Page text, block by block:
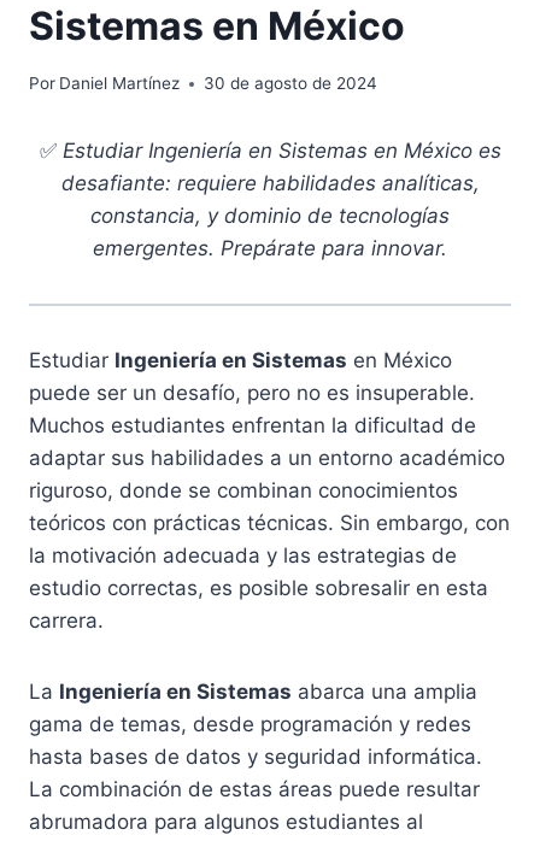
Sistemas en México
Por Daniel Martínez 30 de agosto de 2024
✅ Estudiar Ingeniería en Sistemas en México es
desafiante: requiere habilidades analíticas,
constancia, y dominio de tecnologías
emergentes. Prepárate para innovar.
Estudiar Ingeniería en Sistemas en México
puede ser un desafío, pero no es insuperable.
Muchos estudiantes enfrentan la dificultad de
adaptar sus habilidades a un entorno académico
riguroso, donde se combinan conocimientos
teóricos con prácticas técnicas. Sin embargo, con
la motivación adecuada y las estrategias de
estudio correctas, es posible sobresalir en esta
carrera.
La Ingeniería en Sistemas abarca una amplia
gama de temas, desde programación y redes
hasta bases de datos y seguridad informática.
La combinación de estas áreas puede resultar
abrumadora para algunos estudiantes al